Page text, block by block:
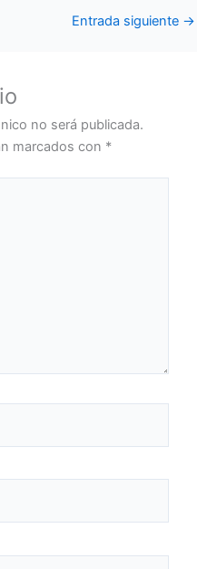
Entrada siguiente →
no será publicada.
marcados con *